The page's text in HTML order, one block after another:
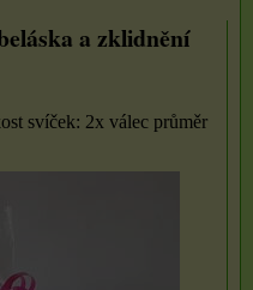
a zklidnění
svíček: 2x válec průměr